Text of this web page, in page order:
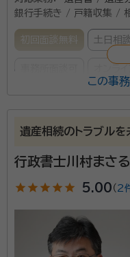
銀行手続き / 戸籍収集 /
初回面談無料 土日相
田中健悦
行政書士・マン
経歴： 青森県十和田市出身
遺言書作成支援、遺産
認可申請手続及びそ
続の業務等を行ってお
この事
遺産相続のトラブルを
行政書士川村まさ
star star star star star 5.00 （ 2